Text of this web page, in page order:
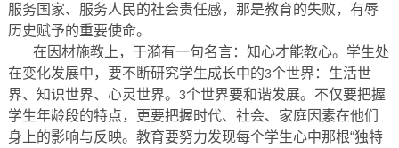
服务国家、服务人民的社会责任感，那是教育的失败，有辱
历史赋予的重要使命。
在因材施教上，于漪有一句名言：知心才能教心。学生处
在变化发展中，要不断研究学生成长中的3个世界：生活世
界、知识世界、心灵世界。 3个世界要和谐发展。不仅要把握
学生年龄段的特点，更要把握时代、社会、家庭因素在他们
身上的影响与反映。教育要努力发现每个学生心中那根“独特